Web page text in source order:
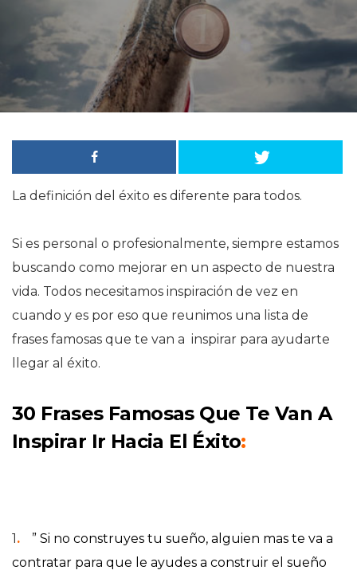
La definición del éxito es diferente para todos.
Si es personal o profesionalmente, siempre estamos
buscando como mejorar en un aspecto de nuestra
vida. Todos necesitamos inspiración de vez en
cuando y es por eso que reunimos una lista de
frases famosas que te van a inspirar para ayudarte
llegar al éxito.
30 Frases Famosas Que Te Van A
Inspirar Ir Hacia El Éxito:
1. ” Si no construyes tu sueño, alguien mas te va a
contratar para que le ayudes a construir el sueño